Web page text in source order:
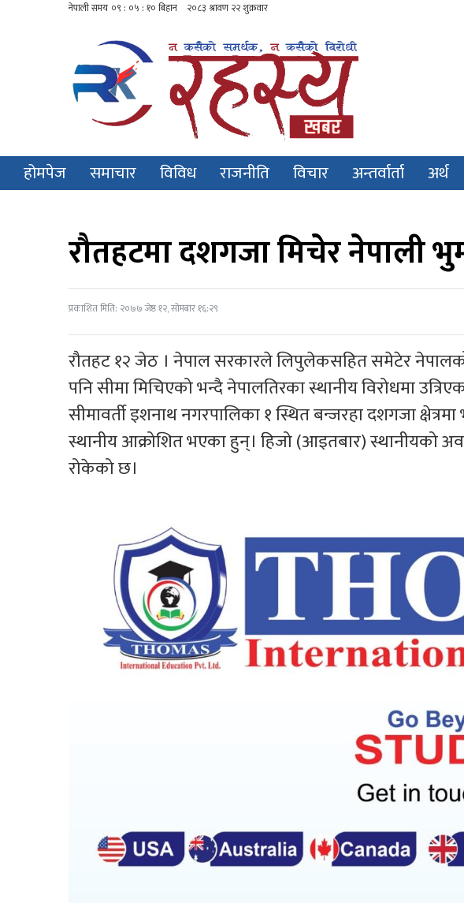
होमपेज समाचार विविध राजनीति विचार अन्तर्वार्ता अर्थ
रौतहटमा दशगजा मिचेर नेपाली
प्रकाशित मिति: २०७७ जेष्ठ १२, सोमबार १६:२९
रौतहट १२ जेठ । नेपाल सरकारले लिपुलेकसहित समेटेर नेपालको
पनि सीमा मिचिएको भन्दै नेपालतिरका स्थानीय विरोधमा
सीमावर्ती इशनाथ नगरपालिका १ स्थित बन्जरहा दशगजा
स्थानीय आक्रोशित भएका हुन्। हिजो (आइतबार) स्थानीयको
रोकेको छ।